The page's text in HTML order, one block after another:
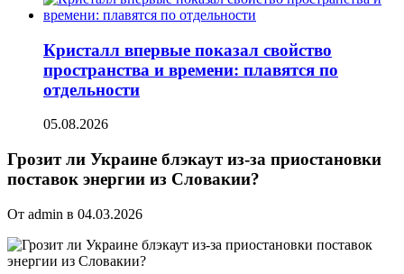
Кристалл впервые показал свойство
пространства и времени: плавятся по
отдельности
05.08.2026
Грозит ли Украине блэкаут из-за приостановки
поставок энергии из Словакии?
От admin в 04.03.2026